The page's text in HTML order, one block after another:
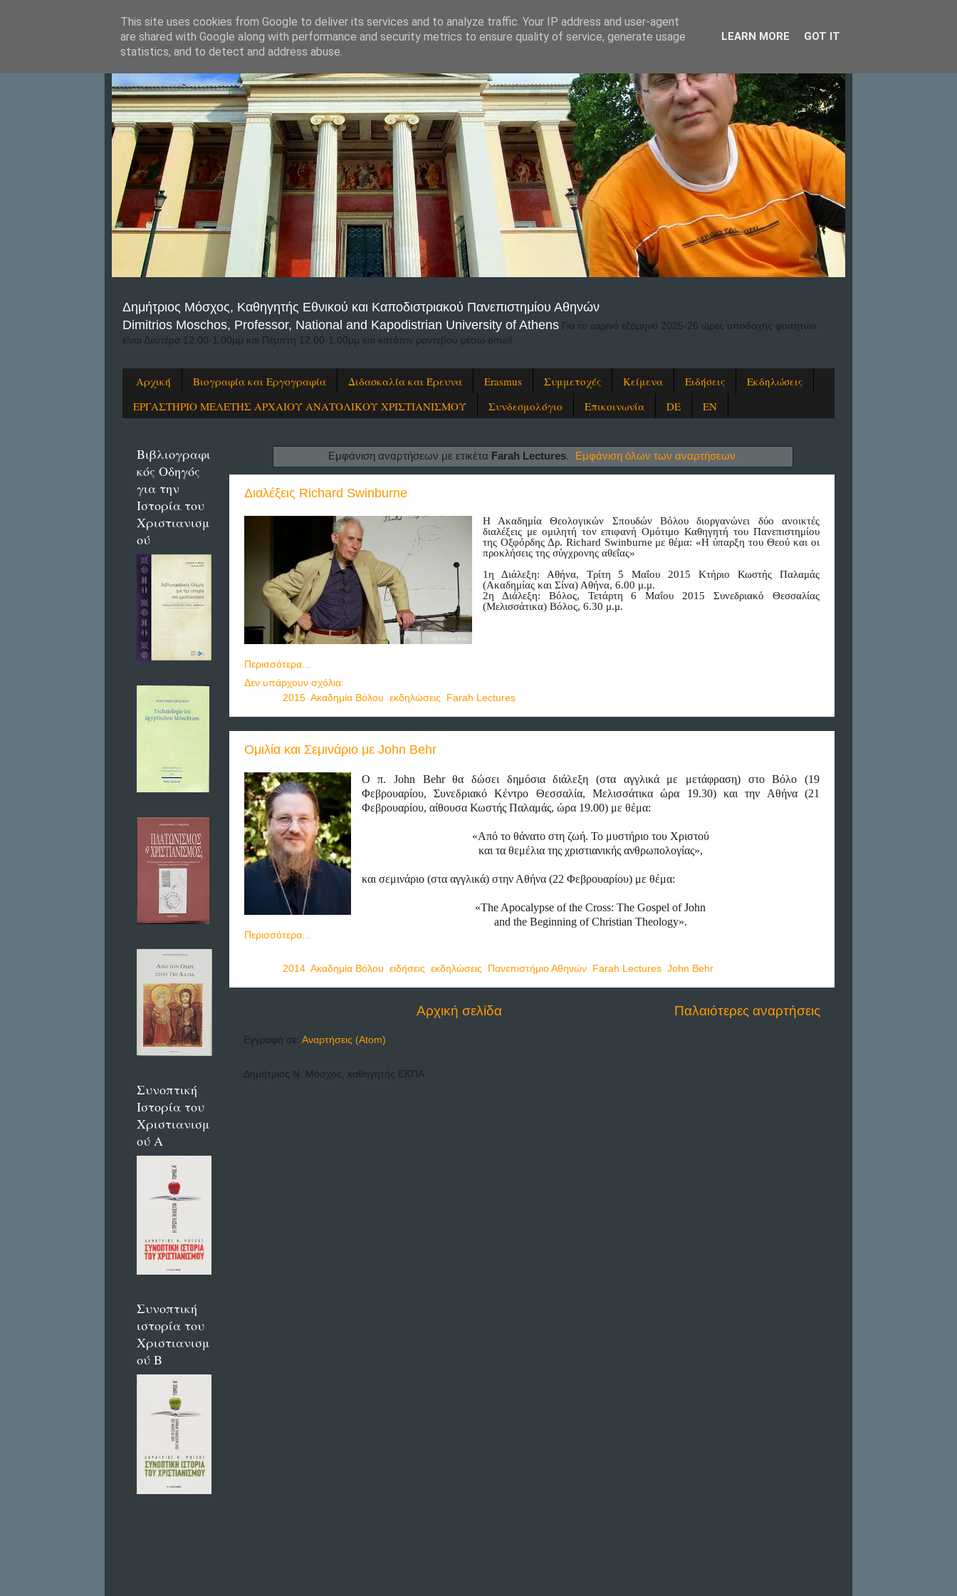
Δημήτριος Μόσχος, Καθηγητής Εθνικού και Καποδιστριακού Πανεπιστημίου Αθηνών
Dimitrios Moschos, Professor, National and Kapodistrian University of Athens Για το εαρινό εξάμηνο 2025-26 ώρες υποδοχής φοιτητών
είναι Δευτέρα 12.00-1.00μμ και Πέμπτη 12.00-1.00μμ και κατόπιν ραντεβού μέσω email.
Αρχική Βιογραφία και Εργογραφία Διδασκαλία και Έρευνα Erasmus Συμμετοχές Κείμενα Ειδήσεις
Εκδηλώσεις
ΕΡΓΑΣΤΗΡΙΟ ΜΕΛΕΤΗΣ ΑΡΧΑΙΟΥ ΑΝΑΤΟΛΙΚΟΥ ΧΡΙΣΤΙΑΝΙΣΜΟΥ
Συνδεσμολόγιο Επικοινωνία DE EN
Εμφάνιση αναρτήσεων με ετικέτα Farah Lectures. Εμφάνιση όλων των αναρτήσεων
Διαλέξεις Richard Swinburne
Η Ακαδημία Θεολογικών Σπουδών Βόλου διοργανώνει δύο ανοικτές
διαλέξεις με ομιλητή τον επιφανή Ομότιμο Καθηγητή του Πανεπιστημίου
της Οξφόρδης Δρ. Richard Swinburne με θέμα: «Η ύπαρξη του Θεού και οι
προκλήσεις της σύγχρονης αθεΐας»
1η Διάλεξη: Αθήνα, Τρίτη 5 Μαΐου 2015 Κτήριο Κωστής Παλαμάς
(Ακαδημίας και Σίνα) Αθήνα, 6.00 μ.μ.
2η Διάλεξη: Βόλος, Τετάρτη 6 Μαΐου 2015 Συνεδριακό Θεσσαλίας
(Μελισσάτικα) Βόλος, 6.30 μ.μ.
Περισσότερα...
Δεν υπάρχουν σχόλια:
2015 Ακαδημία Βόλου εκδηλώσεις Farah Lectures
Ομιλία και Σεμινάριο με John Behr
Ο π. John Behr θα δώσει δημόσια διάλεξη (στα αγγλικά με μετάφραση) στο Βόλο (19
Φεβρουαρίου, Συνεδριακό Κέντρο Θεσσαλία, Μελισσάτικα ώρα 19.30) και την Αθήνα (21
Φεβρουαρίου, αίθουσα Κωστής Παλαμάς, ώρα 19.00) με θέμα:
«Από το θάνατο στη ζωή. Το μυστήριο του Χριστού
και τα θεμέλια της χριστιανικής ανθρωπολογίας»,
και σεμινάριο(στα αγγλικά) στην Αθήνα(22 Φεβρουαρίου) με θέμα:
«The Apocalypse of the Cross: The Gospel of John
and the Beginning of Christian Theology».
Περισσότερα...
2014 Ακαδημία Βόλου ειδήσεις εκδηλώσεις Πανεπιστήμιο Αθηνών Farah Lectures John Behr
Παλαιότερες αναρτήσεις
Αρχική σελίδα
Εγγραφή σε: Αναρτήσεις (Atom)
Δημήτριος Ν. Μόσχος, καθηγητής ΕΚΠΑ
Βιβλιογραφι
κός Οδηγός
για την
Ιστορία του
Χριστιανισμ
ού
Συνοπτική
Ιστορία του
Χριστιανισμ
ού Α
Συνοπτική
ιστορία του
Χριστιανισμ
ού Β
This site uses cookies from Google to deliver its services and to analyze traffic. Your IP address and user-agent
are shared with Google along with performance and security metrics to ensure quality of service, generate usage
statistics, and to detect and address abuse.
LEARN MORE GOT IT